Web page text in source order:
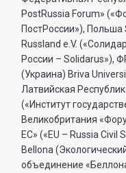
PostRussia Forum»
ПостРоссии»),
Russland e.V.
России – Solidarus»),
(Украина) Briva
Латвийская
(«Институт
Великобритания
ЕС» («EU – Russia Civil
Bellona
объединение